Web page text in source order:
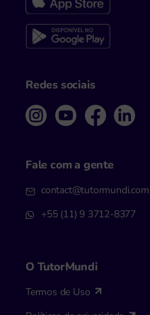
Redes sociais
Fale com a gente
contact@tutormundi.com
+55 (11) 9 3712-8377
O TutorMundi
Termos de Uso